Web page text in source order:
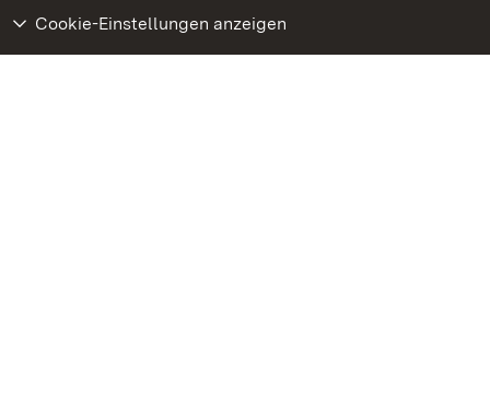
Cookie-Einstellungen anzeigen
Weiteres